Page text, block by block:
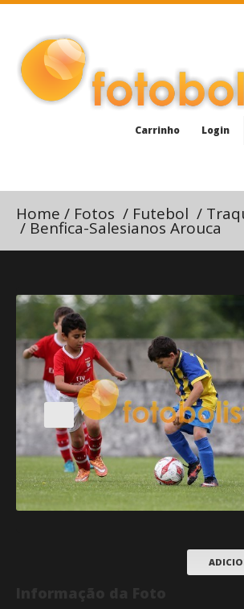
Carrinho Login
Home / Fotos / Futebol /
/ Benfica-Salesianos Arouca